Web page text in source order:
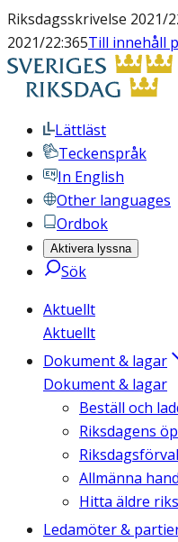
Riksdagsskrivelse 2021/
2021/22:365Till innehåll
Lättläst
Teckenspråk
In English
Other languages
Ordbok
Aktivera lyssna
Sök
Aktuellt
Aktuellt
Dokument & lagar
Dokument & lagar
Beställ och
Riksdagens
Allmänna
Hitta äldre
Ledamöter &